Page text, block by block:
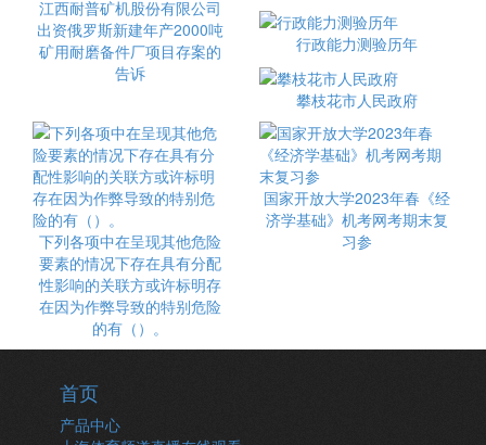
江西耐普矿机股份有限公司
出资俄罗斯新建年产2000吨
矿用耐磨备件厂项目存案的
告诉
行政能力测验历年
攀枝花市人民政府
下列各项中在呈现其他危险
要素的情况下存在具有分配
性影响的关联方或许标明存
在因为作弊导致的特别危险
的有（）。
国家开放大学2023年春《经
济学基础》机考网考期末复
习参
首页
产品中心